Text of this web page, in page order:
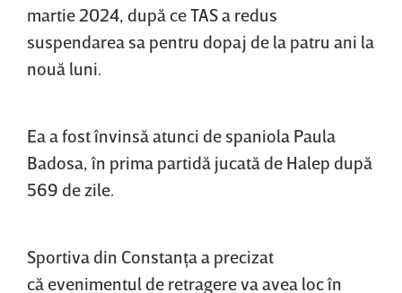
martie 2024, după ce TAS a redus
suspendarea sa pentru dopaj de la patru ani la
nouă luni.
Ea a fost învinsă atunci de spaniola Paula
Badosa, în prima partidă jucată de Halep după
569 de zile.
Sportiva din Constanţa a precizat
că evenimentul de retragere va avea loc în